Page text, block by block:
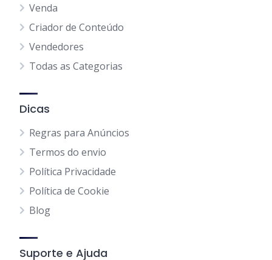
Venda
Criador de Conteúdo
Vendedores
Todas as Categorias
Dicas
Regras para Anúncios
Termos do envio
Política Privacidade
Política de Cookie
Blog
Suporte e Ajuda